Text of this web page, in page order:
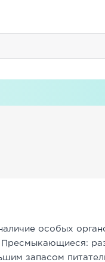
особых
запасом